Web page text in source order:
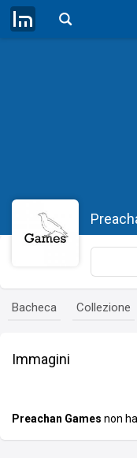
Bacheca Collezione
Immagini
Preachan Games non